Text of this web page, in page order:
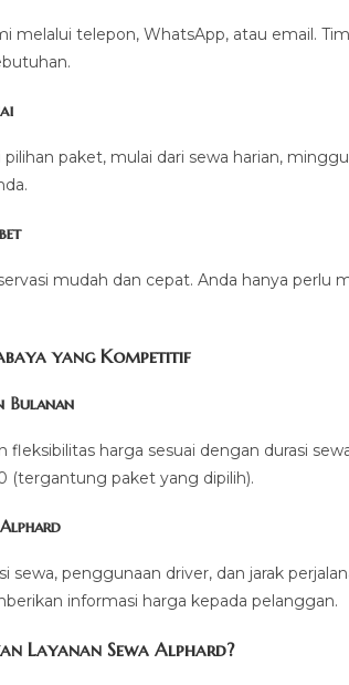
melalui telepon, WhatsApp, atau email.
paket, mulai dari sewa harian,
mudah dan cepat. Anda hanya perlu
yang Kompetitif
Bulanan
fleksibilitas harga sesuai dengan durasi
(tergantung paket yang dipilih).
sewa, penggunaan driver, dan jarak
informasi harga kepada pelanggan.
Layanan Sewa Alphard?